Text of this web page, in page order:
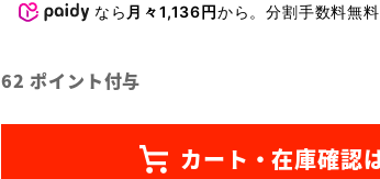
なら 月々1,136円から。分割手数料無料
62 ポイント付与